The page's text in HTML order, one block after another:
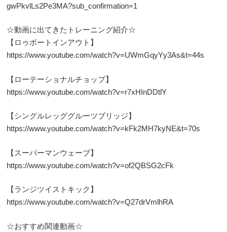
gwPkvlLs2Pe3MA?sub_confirmation=1
☆動画に出てきたトレーニング紹介☆
【ロゥボートインアウト】
https://www.youtube.com/watch?v=UWmGqyYy3As&t=44s
【ローテーショナルチョップ】
https://www.youtube.com/watch?v=r7xHInDDtlY
【シングルレッググルーツブリッジ】
https://www.youtube.com/watch?v=kFk2MH7kyNE&t=70s
【スーパーマンウェーブ】
https://www.youtube.com/watch?v=of2QBSG2cFk
【ランジツイストキック】
https://www.youtube.com/watch?v=Q27drVmlhRA
☆おすすめ関連動画☆